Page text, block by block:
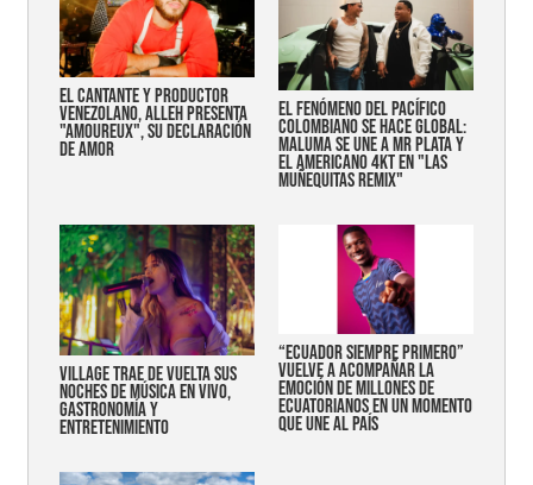
EL CANTANTE Y PRODUCTOR
VENEZOLANO, ALLEH PRESENTA
"AMOUREUX", SU DECLARACIÓN
DE AMOR
EL FENÓMENO DEL PACÍFICO
COLOMBIANO SE HACE GLOBAL:
MALUMA SE UNE A MR PLATA Y
EL AMERICANO 4KT EN "LAS
MUÑEQUITAS REMIX"
Village trae de vuelta sus
noches de música en vivo,
gastronomía y
entretenimiento
“Ecuador siempre primero”
vuelve a acompañar la
emoción de millones de
ecuatorianos en un momento
que une al país